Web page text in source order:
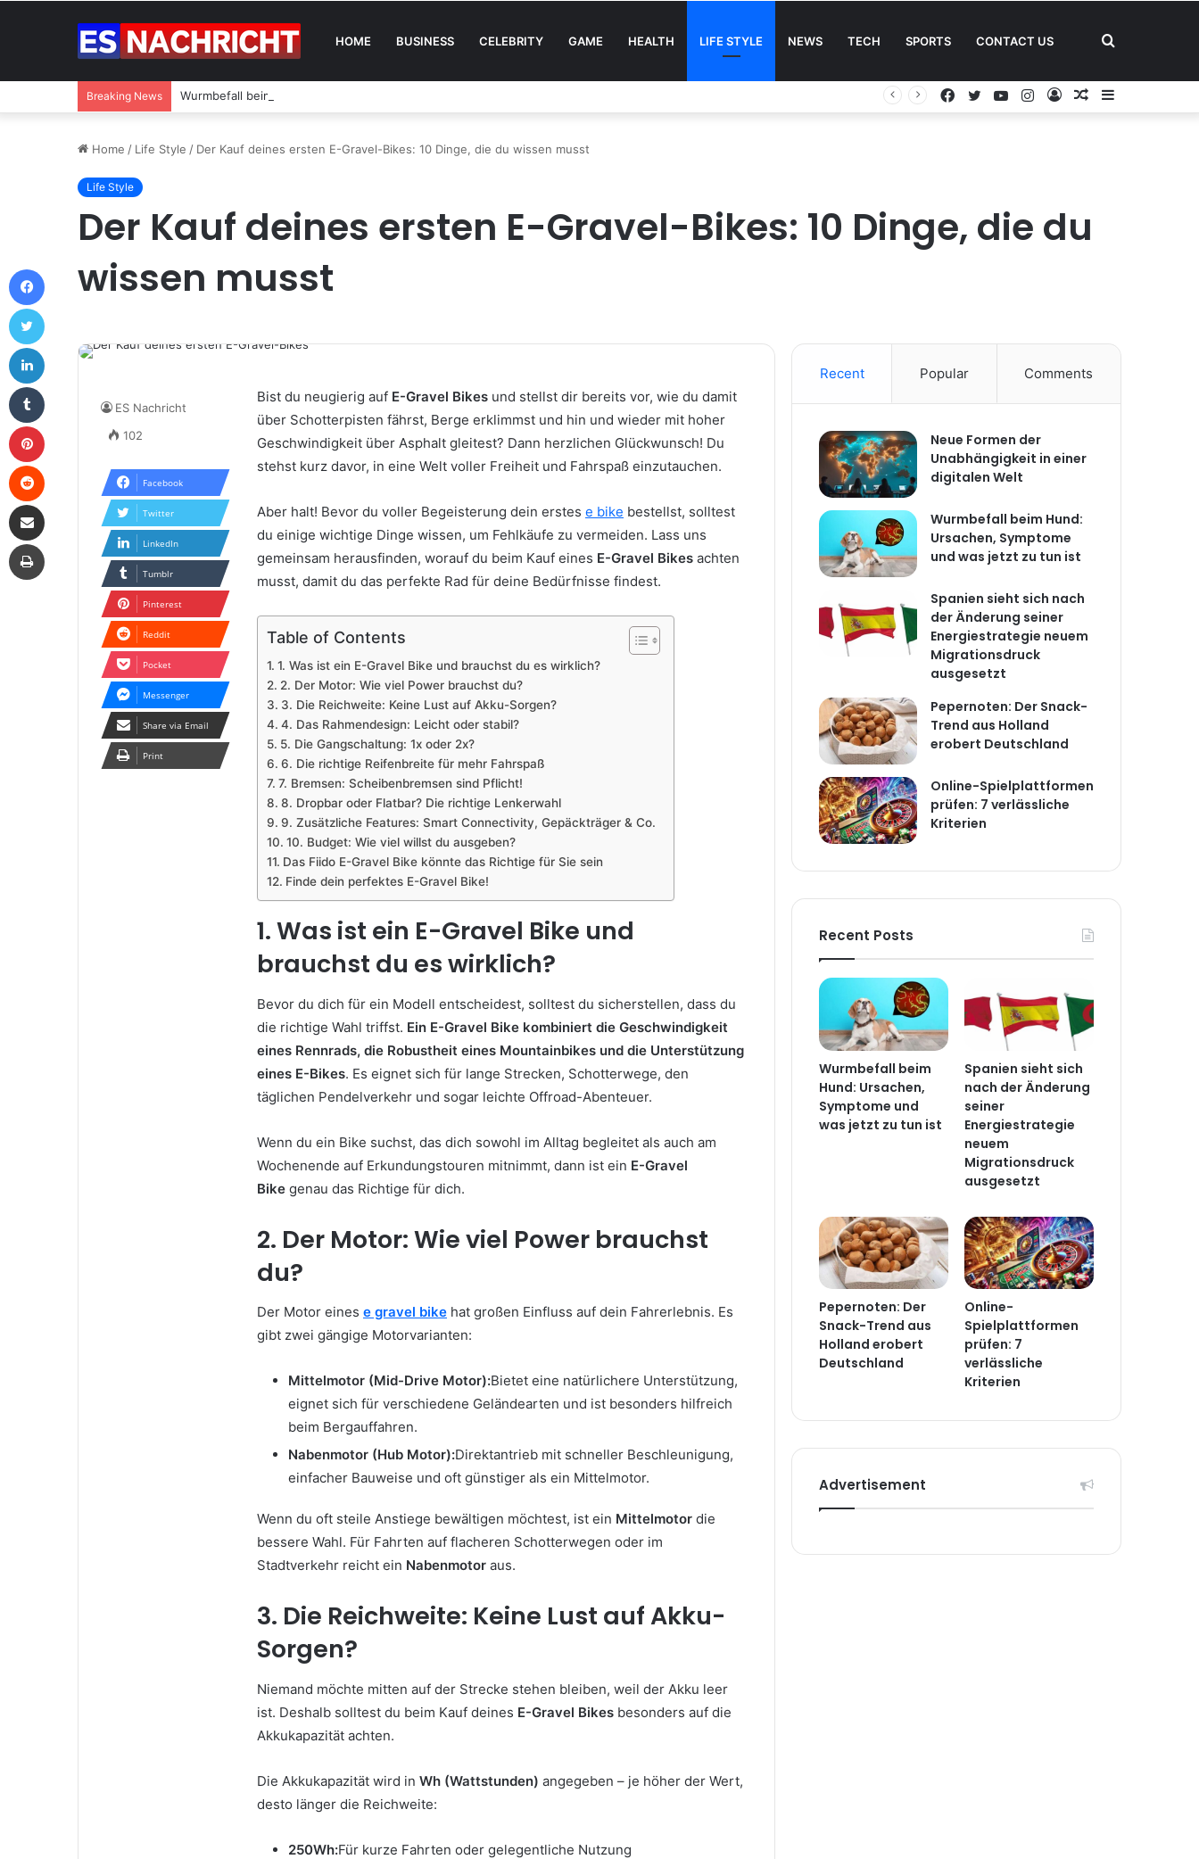
HOME BUSINESS CELEBRITY GAME HEALTH LIFE STYLE NEWS TECH SPORTS CONTACT US Search
Breaking News Wurmbefall beim Hund: Ursachen, Symptome und was jetzt zu tun ist
Random
Log
Instagram
YouTube
Twitter
Facebook
Home / Life Style / Der Kauf deines ersten E-Gravel-Bikes: 10 Dinge, die du wissen musst
Life Style
Der Kauf deines ersten E-Gravel-Bikes: 10 Dinge, die du
wissen musst
Bist du neugierig auf E-Gravel Bikes und stellst dir bereits vor, wie du damit
über Schotterpisten fährst, Berge erklimmst und hin und wieder mit hoher
Geschwindigkeit über Asphalt gleitest? Dann herzlichen Glückwunsch! Du
stehst kurz davor, in eine Welt voller Freiheit und Fahrspaß einzutauchen.
Aber halt! Bevor du voller Begeisterung dein erstes e bike bestellst, solltest
du einige wichtige Dinge wissen, um Fehlkäufe zu vermeiden. Lass uns
gemeinsam herausfinden, worauf du beim Kauf eines E-Gravel Bikes achten
musst, damit du das perfekte Rad für deine Bedürfnisse findest.
Table of Contents
1. Was ist ein E-Gravel Bike und brauchst du es wirklich?
2. Der Motor: Wie viel Power brauchst du?
3. Die Reichweite: Keine Lust auf Akku-Sorgen?
4. Das Rahmendesign: Leicht oder stabil?
5. Die Gangschaltung: 1x oder 2x?
6. Die richtige Reifenbreite für mehr Fahrspaß
7. Bremsen: Scheibenbremsen sind Pflicht!
8. Dropbar oder Flatbar? Die richtige Lenkerwahl
9. Zusätzliche Features: Smart Connectivity, Gepäckträger & Co.
10. Budget: Wie viel willst du ausgeben?
Das Fiido E-Gravel Bike könnte das Richtige für Sie sein
Finde dein perfektes E-Gravel Bike!
1. Was ist ein E-Gravel Bike und
brauchst du es wirklich?
Bevor du dich für ein Modell entscheidest, solltest du sicherstellen, dass du
die richtige Wahl triffst. Ein E-Gravel Bike kombiniert die Geschwindigkeit
eines Rennrads, die Robustheit eines Mountainbikes und die Unterstützung
eines E-Bikes. Es eignet sich für lange Strecken, Schotterwege, den
täglichen Pendelverkehr und sogar leichte Offroad-Abenteuer.
Wenn du ein Bike suchst, das dich sowohl im Alltag begleitet als auch am
Wochenende auf Erkundungstouren mitnimmt, dann ist ein E-Gravel
Bike genau das Richtige für dich.
2. Der Motor: Wie viel Power brauchst
du?
Der Motor eines e gravel bike hat großen Einfluss auf dein Fahrerlebnis. Es
gibt zwei gängige Motorvarianten:
Mittelmotor (Mid-Drive Motor):Bietet eine natürlichere Unterstützung,
eignet sich für verschiedene Geländearten und ist besonders hilfreich
beim Bergauffahren.
Nabenmotor (Hub Motor):Direktantrieb mit schneller Beschleunigung,
einfacher Bauweise und oft günstiger als ein Mittelmotor.
Wenn du oft steile Anstiege bewältigen möchtest, ist ein Mittelmotor die
bessere Wahl. Für Fahrten auf flacheren Schotterwegen oder im
Stadtverkehr reicht ein Nabenmotor aus.
3. Die Reichweite: Keine Lust auf Akku-
Sorgen?
Niemand möchte mitten auf der Strecke stehen bleiben, weil der Akku leer
ist. Deshalb solltest du beim Kauf deines E-Gravel Bikes besonders auf die
Akkukapazität achten.
Die Akkukapazität wird in Wh (Wattstunden) angegeben – je höher der Wert,
desto länger die Reichweite:
250Wh:Für kurze Fahrten oder gelegentliche Nutzung
ES Nachricht
102
Facebook
Twitter
LinkedIn
Tumblr
Pinterest
Reddit
Pocket
Messenger
Share via Email
Print
Recent Popular Comments
Neue Formen der
Unabhängigkeit in einer
digitalen Welt
Wurmbefall beim Hund:
Ursachen, Symptome
und was jetzt zu tun ist
Spanien sieht sich nach
der Änderung seiner
Energiestrategie neuem
Migrationsdruck
ausgesetzt
Pepernoten: Der Snack-
Trend aus Holland
erobert Deutschland
Online-Spielplattformen
prüfen: 7 verlässliche
Kriterien
Recent Posts
Wurmbefall beim
Hund: Ursachen,
Symptome und
was jetzt zu tun ist
Spanien sieht sich
nach der Änderung
seiner
Energiestrategie
neuem
Migrationsdruck
ausgesetzt
Pepernoten: Der
Snack-Trend aus
Holland erobert
Deutschland
Online-
Spielplattformen
prüfen: 7
verlässliche
Kriterien
Advertisement
Facebook
LinkedIn